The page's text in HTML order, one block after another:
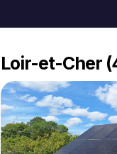
Loir-et-Cher